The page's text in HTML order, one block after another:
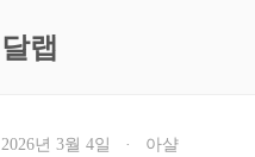
달랩
2026년 3월 4일 · 아샬